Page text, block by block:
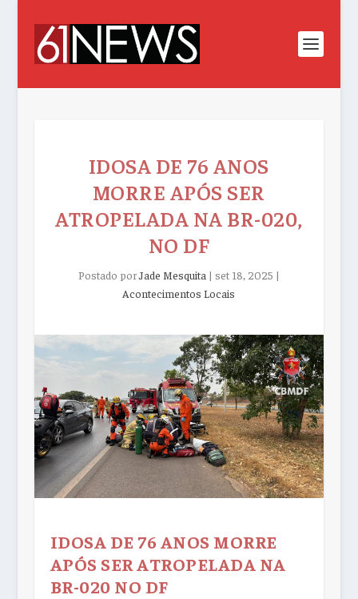
IDOSA DE 76 ANOS
MORRE APÓS SER
ATROPELADA NA BR-020,
NO DF
Postado porJade Mesquita | set 18, 2025 |
Acontecimentos Locais
IDOSA DE 76 ANOS MORRE
APÓS SER ATROPELADA NA
BR-020 NO DF